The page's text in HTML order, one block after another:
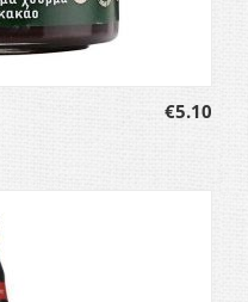
€5.10